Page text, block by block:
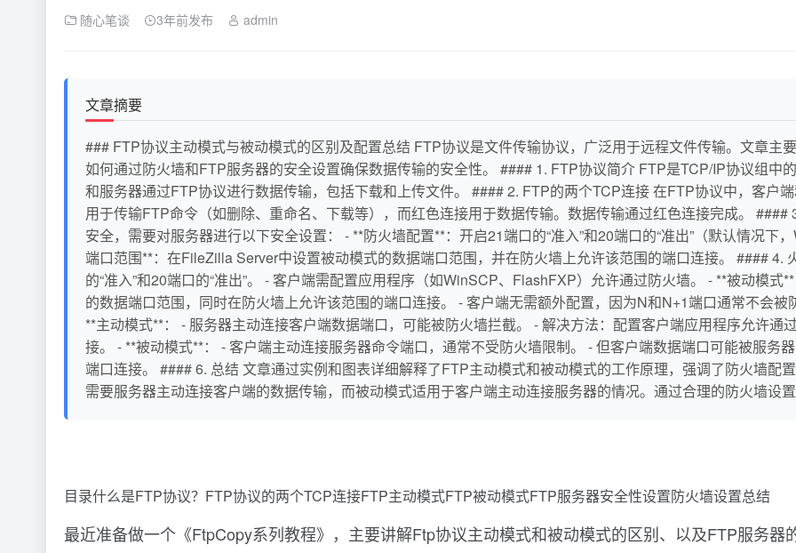
随心笔谈 3年前发布 admin
文章摘要
### FTP协议主动模式与被动模式的区别及配置总结 FTP协议是文件传输协议，广泛用于远程文件传输。文章主
如何通过防火墙和FTP服务器的安全设置确保数据传输的安全性。 #### 1. FTP协议简介 FTP是TCP/IP协议组中
和服务器通过FTP协议进行数据传输，包括下载和上传文件。 #### 2. FTP的两个TCP连接 在FTP协议中，客户
用于传输FTP命令（如删除、重命名、下载等），而红色连接用于数据传输。数据传输通过红色连接完成。
安全，需要对服务器进行以下安全设置： - **防火墙配置**：开启21端口的“准入”和20端口的“准出”（默认情况下
端口范围**：在FileZilla Server中设置被动模式的数据端口范围，并在防火墙上允许该范围的端口连接。 #### 4.
的“准入”和20端口的“准出”。 - 客户端需配置应用程序（如WinSCP、FlashFXP）允许通过防火墙。 - **被动模式
的数据端口范围，同时在防火墙上允许该范围的端口连接。 - 客户端无需额外配置，因为N和N+1端口通常不会
**主动模式**： - 服务器主动连接客户端数据端口，可能被防火墙拦截。 - 解决方法：配置客户端应用程序允许通
接。 - **被动模式**： - 客户端主动连接服务器命令端口，通常不受防火墙限制。 - 但客户端数据端口可能被服务
端口连接。 #### 6. 总结 文章通过实例和图表详细解释了FTP主动模式和被动模式的工作原理，强调了防火墙配
需要服务器主动连接客户端的数据传输，而被动模式适用于客户端主动连接服务器的情况。通过合理的防火墙设
目录什么是FTP协议？FTP协议的两个TCP连接FTP主动模式FTP被动模式FTP服务器安全性设置防火墙设置总结
最近准备做一个《FtpCopy系列教程》，主要讲解Ftp协议主动模式和被动模式的区别、以及FTP服务